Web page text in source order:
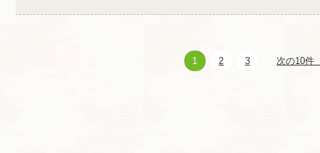
1 2 3 次の10